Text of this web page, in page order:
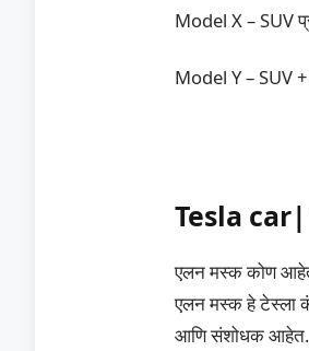
Model X – SUV
Model Y – SUV
Tesla car|
एलन मस्क कोण
एलन मस्क हे टेस्ला
आणि संशोधक आहेत.